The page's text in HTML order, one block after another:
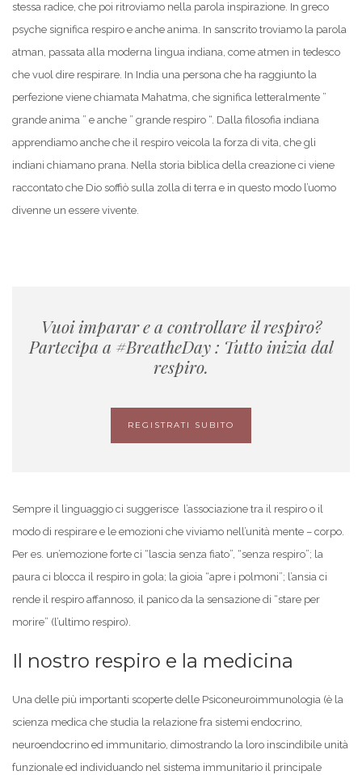
stessa radice, che poi ritroviamo nella parola inspirazione. In greco
psyche significa respiro e anche anima. In sanscrito troviamo la parola
atman, passata alla moderna lingua indiana, come atmen in tedesco
che vuol dire respirare. In India una persona che ha raggiunto la
perfezione viene chiamata Mahatma, che significa letteralmente ”
grande anima ” e anche ” grande respiro “. Dalla filosofia indiana
apprendiamo anche che il respiro veicola la forza di vita, che gli
indiani chiamano prana. Nella storia biblica della creazione ci viene
raccontato che Dio soffiò sulla zolla di terra e in questo modo l’uomo
divenne un essere vivente.
Vuoi imparar e a controllare il respiro?
Partecipa a #BreatheDay : Tutto inizia dal
respiro.
REGISTRATI SUBITO
Sempre il linguaggio ci suggerisce l’associazione tra il respiro o il
modo di respirare e le emozioni che viviamo nell’unità mente – corpo.
Per es. un’emozione forte ci “lascia senza fiato”, “senza respiro”; la
paura ci blocca il respiro in gola; la gioia “apre i polmoni”; l’ansia ci
rende il respiro affannoso, il panico da la sensazione di “stare per
morire” (l’ultimo respiro).
Il nostro respiro e la medicina
Una delle più importanti scoperte delle Psiconeuroimmunologia (è la
scienza medica che studia la relazione fra sistemi endocrino,
neuroendocrino ed immunitario, dimostrando la loro inscindibile unità
funzionale ed individuando nel sistema immunitario il principale